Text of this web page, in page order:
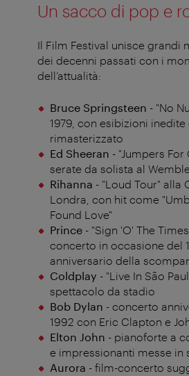
Un sacco di pop e
Il Film Festival unisce grandi
dei decenni passati con i
dell’attualità:
Bruce Springsteen - "No
1979, con esibizioni inedite
rimasterizzato
Ed Sheeran - "Jumpers For
serate da solista al
Rihanna - "Loud Tour" alla
Londra, con hit come
Found Love"
Prince - "Sign 'O' The
concerto in occasione del
anniversario della
Coldplay - "Live In São
spettacolo da stadio
Bob Dylan - concerto
1992 con Eric Clapton e
Elton John - pianoforte a
e impressionanti messe in
Aurora - film-concerto